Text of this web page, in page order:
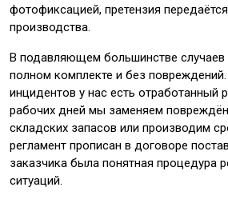
фотофиксацией, претензия
производства.
В подавляющем большинстве случаев
полном комплекте и без
инцидентов у нас есть отработанный
рабочих дней мы заменяем
складских запасов или производим
регламент прописан в договоре
заказчика была понятная процедура
ситуаций.